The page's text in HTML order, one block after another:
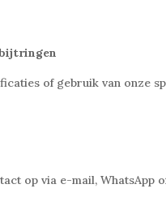
of gebruik van onze
op via e-mail, WhatsApp